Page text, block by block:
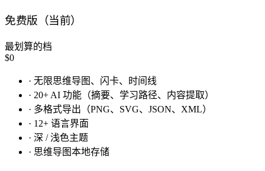
免费版（当前）
最划算的档
$0
· 无限思维导图、闪卡、时间线
· 20+ AI 功能（摘要、学习路径、内容提取）
· 多格式导出（PNG、SVG、JSON、XML）
· 12+ 语言界面
· 深 / 浅色主题
· 思维导图本地存储